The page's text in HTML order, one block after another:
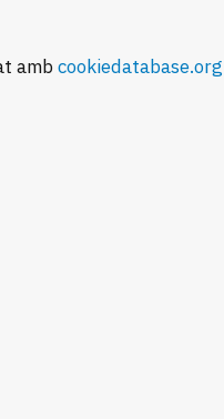
ambcookiedatabase.org